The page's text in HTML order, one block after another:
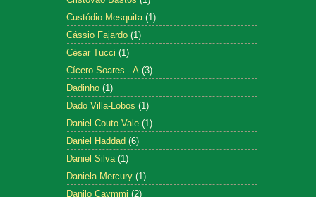
Custódio Mesquita (1)
Cássio Fajardo (1)
César Tucci (1)
Cícero Soares - A (3)
Dadinho (1)
Dado Villa-Lobos (1)
Daniel Couto Vale (1)
Daniel Haddad (6)
Daniel Silva (1)
Daniela Mercury (1)
Danilo Caymmi (2)